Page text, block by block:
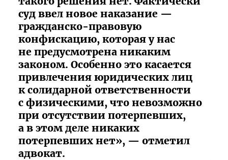
суд ввел новое наказание —
гражданско-правовую
конфискацию, которая у нас
не предусмотрена никаким
законом. Особенно это касается
привлечения юридических лиц
к солидарной ответственности
с физическими, что невозможно
при отсутствии потерпевших,
а в этом деле никаких
потерпевших нет», — отметил
адвокат.